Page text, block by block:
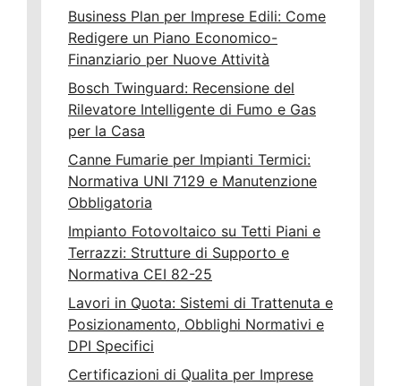
Business Plan per Imprese Edili: Come
Redigere un Piano Economico-
Finanziario per Nuove Attività
Bosch Twinguard: Recensione del
Rilevatore Intelligente di Fumo e Gas
per la Casa
Canne Fumarie per Impianti Termici:
Normativa UNI 7129 e Manutenzione
Obbligatoria
Impianto Fotovoltaico su Tetti Piani e
Terrazzi: Strutture di Supporto e
Normativa CEI 82-25
Lavori in Quota: Sistemi di Trattenuta e
Posizionamento, Obblighi Normativi e
DPI Specifici
Certificazioni di Qualita per Imprese